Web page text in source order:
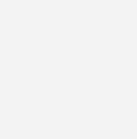
Mit einem bis zur
Erfolg über den bis
haben die Wölfe
zwei weitere wichtige
eindrucksvoll ihre
behauptet. Was den
Die Mannschaft von
dezimierten Kader
mit unbändigem
Energieleistung gegen